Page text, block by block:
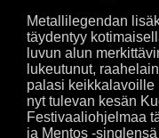
Metallilegendan
täydentyy
luvun alun
lukeutunut,
palasi keikkalavoille
nyt tulevan kesän
Festivaaliohjelmaa
ja Mentos -